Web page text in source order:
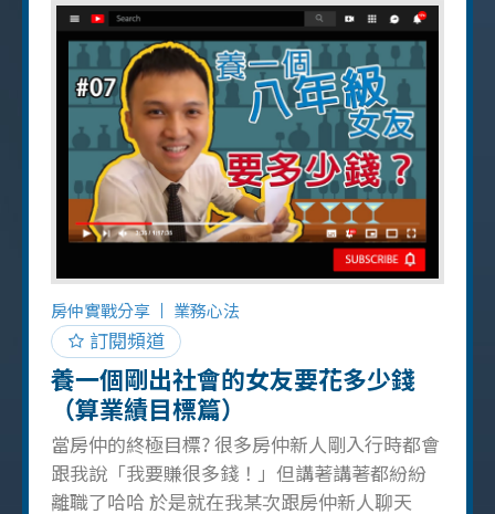
餐，因為會有便當打折，甚至為了成交，每天
上班不斷打電話開發，午休也沒有休息，同事
還在午休時間出去貼單（但這樣做是違法的，
非常不建議這麼做），而這些事情，也正好是
房仲新人們剛入行時會遇到的挑戰。 房仲只要
努力就能翻身 我覺得房仲是個很好翻身的職
業，我從小在單親家庭中長大，像我這樣沒有
背景的人，還是可以透過房仲一點一滴累積資
產，每當遇到因業績不佳心情沮喪的同事，我
都會跟他們分享我的經歷，因為這行只要好好
做的話是很有機會能夠成功的，所以不要害怕
前面所遇到的困難！（想看關於我成長歷程的
影片可以看 這支影片 ） 房地產投資的智慧 曾經
我面臨最嚴重的財務困境是：銀行帳戶無法登
入，去聯繫銀行才發現餘額變負的！借朋友的
錢也有去無回
房仲實戰分享 業務心法
訂閱頻道
養一個剛出社會的女友要花多少錢
（算業績目標篇）
當房仲的終極目標? 很多房仲新人剛入行時都會
跟我說「我要賺很多錢！」但講著講著都紛紛
離職了哈哈 於是就在我某次跟房仲新人聊天